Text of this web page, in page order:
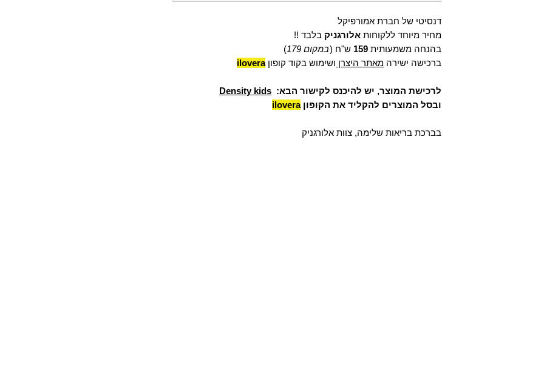
דנסיטי של חברת אמורפיקל
מחיר מיוחד ללקוחות אלורגניק בלבד !!
בהנחה משמעותית 159 ש"ח (במקום 179
)
ברכישה ישירה מאתר היצרן ושימוש בקוד קופוןilovera
לרכישת המוצר, יש להיכנס לקישור הבא: Density kids
ובסל המוצרים להקליד את הקופוןilovera
בברכת בריאות שלימה, צוות אלורגניק